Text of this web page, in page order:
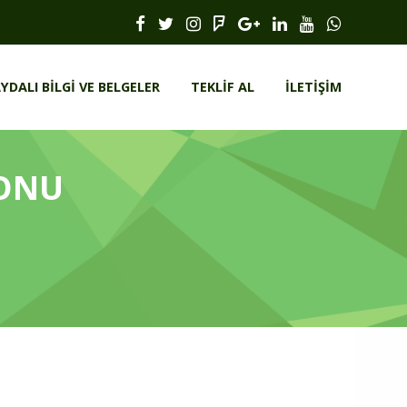
BILGI VE BELGELER TEKLIF AL İLETIŞIM